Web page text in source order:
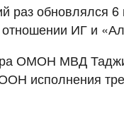
обновлялся
ИГ и
ОМОН МВД
исполнения